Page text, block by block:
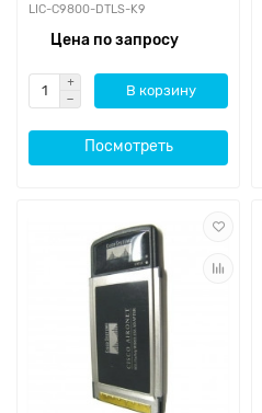
LIC-C9800-DTLS-K9
Цена по запросу
В корзину
Посмотреть